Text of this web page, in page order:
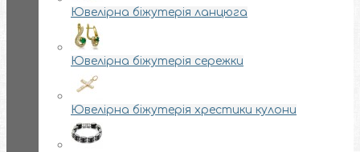
Ювелірна біжутерія ланцюга
Ювелірна біжутерія сережки
Ювелірна біжутерія хрестики кулони